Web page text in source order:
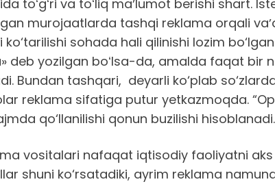
toʻgʻri va toʻliq maʼlumot berishi shart.
murojaatlarda tashqi reklama orqali
sohada hali qilinishi lozim
deb yozilgan boʻlsa-da, amalda faqat
tashqari, deyarli ko‘plab so‘zlarda
reklama sifatiga putur yetkazmoqda.
qo‘llanilishi qonun buzilishi hisoblanadi.
vositalari nafaqat iqtisodiy faoliyatni
shuni ko‘rsatadiki, ayrim reklama